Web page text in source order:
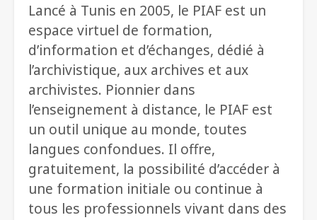
Lancé à Tunis en 2005, le PIAF est un
espace virtuel de formation,
d’information et d’échanges, dédié à
l’archivistique, aux archives et aux
archivistes. Pionnier dans
l’enseignement à distance, le PIAF est
un outil unique au monde, toutes
langues confondues. Il offre,
gratuitement, la possibilité d’accéder à
une formation initiale ou continue à
tous les professionnels vivant dans des